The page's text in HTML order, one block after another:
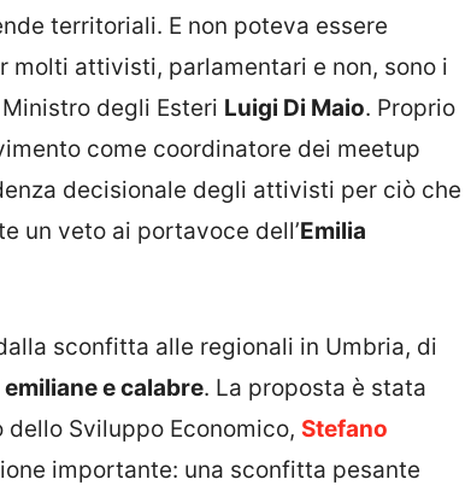
territoriali. E non poteva essere
attivisti, parlamentari e non, sono i
degli Esteri Luigi Di Maio. Proprio
come coordinatore dei meetup
decisionale degli attivisti per ciò che
un veto ai portavoce dell’Emilia
sconfitta alle regionali in Umbria, di
e calabre. La proposta è stata
Sviluppo Economico, Stefano
importante: una sconfitta pesante